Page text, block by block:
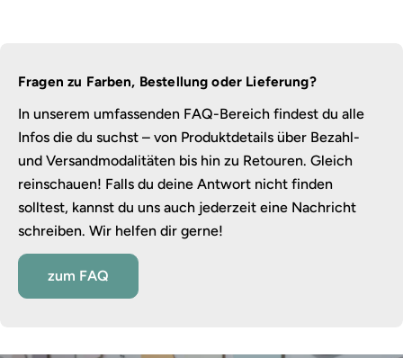
Fragen zu Farben, Bestellung oder Lieferung?
In unserem umfassenden FAQ-Bereich findest du alle
Infos die du suchst – von Produktdetails über Bezahl-
und Versandmodalitäten bis hin zu Retouren. Gleich
reinschauen! Falls du deine Antwort nicht finden
solltest, kannst du uns auch jederzeit eine Nachricht
schreiben. Wir helfen dir gerne!
zum FAQ